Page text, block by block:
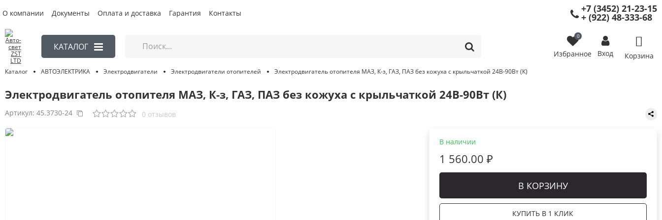
О компании Документы Оплата и доставка Гарантия Контакты +7 (3452) 21-23-15
+ (922) 48-333-68
КАТАЛОГ
0
Избранное Вход Корзина
Каталог АВТОЭЛЕКТРИКА Электродвигатели Электродвигатели отопителей Электродвигатель отопителя МАЗ, К-з, ГАЗ, ПАЗ без кожуха с крыльчаткой 24В-90Вт (К)
Электродвигатель отопителя МАЗ, К-з, ГАЗ, ПАЗ без кожуха с крыльчаткой 24В-90Вт (К)
Артикул: 45.3730-24 0 отзывов
В наличии
1 560.00 ₽
В КОРЗИНУ
КУПИТЬ В 1 КЛИК